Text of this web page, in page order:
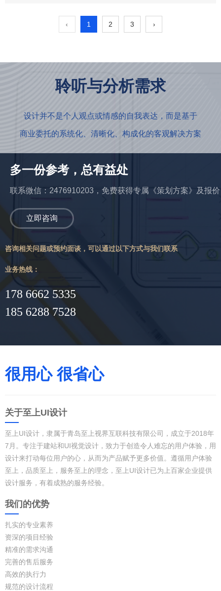
‹ 1 2 3 ›
聆听与分析需求
设计并不是个人观点或情感的自我表达，而是基于
商业委托的系统化、清晰化、构成化的客观解决方案
多一份参考，总有益处
联系微信：2476910203，免费获得专属《策划方案》及报价
立即咨询
咨询相关问题或预约面谈，可以通过以下方式与我们联系
业务热线：
178 6662 5335
185 6288 7528
很用心 很省心
关于至上UI设计
至上UI设计，隶属于青岛至上视界互联科技有限公司，成立于2018年
7月。专注于建站和UI视觉设计，致力于创造令人难忘的用户体验，用
设计来打动每位用户的心，从而为产品赋予更多价值。遵循用户体验
至上，品质至上，服务至上的理念，至上UI设计已为上百家企业提供
设计服务，有着成熟的服务经验。
我们的优势
扎实的专业素养
资深的项目经验
精准的需求沟通
完善的售后服务
高效的执行力
规范的设计流程